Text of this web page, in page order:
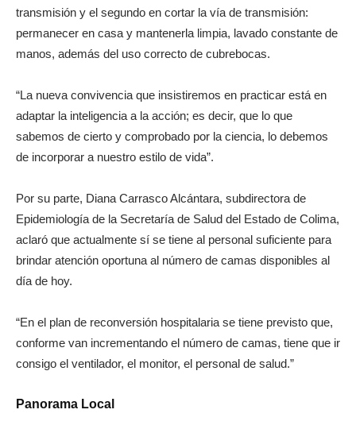
transmisión y el segundo en cortar la vía de transmisión:
permanecer en casa y mantenerla limpia, lavado constante de
manos, además del uso correcto de cubrebocas.
“La nueva convivencia que insistiremos en practicar está en
adaptar la inteligencia a la acción; es decir, que lo que
sabemos de cierto y comprobado por la ciencia, lo debemos
de incorporar a nuestro estilo de vida”.
Por su parte, Diana Carrasco Alcántara, subdirectora de
Epidemiología de la Secretaría de Salud del Estado de Colima,
aclaró que actualmente sí se tiene al personal suficiente para
brindar atención oportuna al número de camas disponibles al
día de hoy.
“En el plan de reconversión hospitalaria se tiene previsto que,
conforme van incrementando el número de camas, tiene que ir
consigo el ventilador, el monitor, el personal de salud.”
Panorama Local